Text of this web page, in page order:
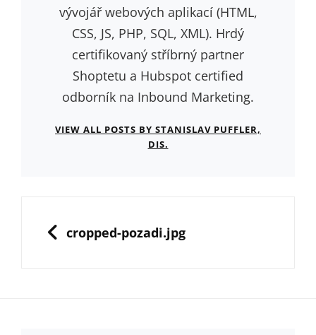
vývojář webových aplikací (HTML,
CSS, JS, PHP, SQL, XML). Hrdý
certifikovaný stříbrný partner
Shoptetu a Hubspot certified
odborník na Inbound Marketing.
VIEW ALL POSTS BY STANISLAV PUFFLER,
DIS.
pro
PREVIOUS
cropped-pozadi.jpg